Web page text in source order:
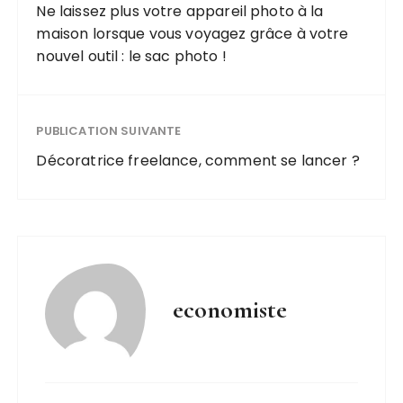
quotidien
Ne laissez plus votre appareil photo à la
maison lorsque vous voyagez grâce à votre
nouvel outil : le sac photo !
PUBLICATION SUIVANTE
Décoratrice freelance, comment se lancer ?
economiste